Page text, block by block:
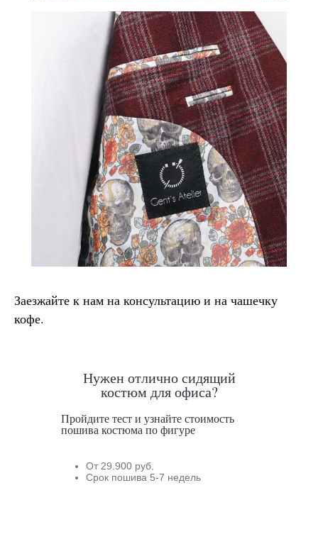
Заезжайте к нам на консультацию и на чашечку
кофе.
От 29.900 руб.
Срок пошива 5-7 недель
Пройдите тест и узнайте стоимость
пошива костюма по фигуре
Нужен отлично сидящий
костюм для офиса?